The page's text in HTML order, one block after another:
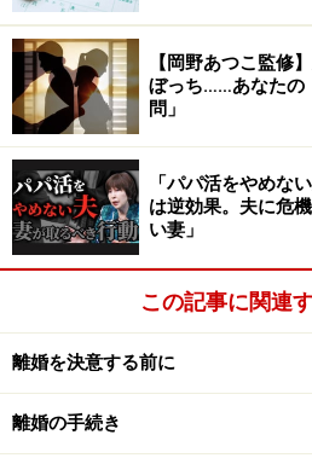
【岡野あつこ監修
ぼっち……あなたの
問」
「パパ活をやめな
は逆効果。夫に危
い妻」
この記事に関連
離婚を決意する前に
離婚の手続き